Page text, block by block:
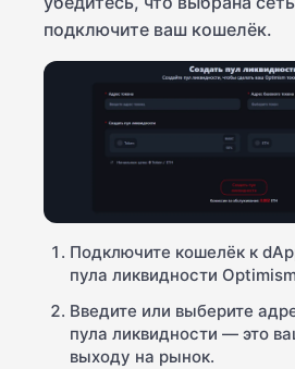
подключите ваш кошелёк.
Подключите кошелёк к
пула ликвидности
Введите или выберите
пула ликвидности — это
выходу на рынок.